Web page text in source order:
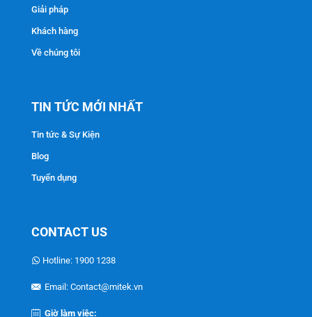
Giải pháp
Khách hàng
Về chúng tôi
TIN TỨC MỚI NHẤT
Tin tức & Sự Kiện
Blog
Tuyển dụng
CONTACT US
Hotline: 1900 1238
Email: Contact@mitek.vn
Giờ làm việc: